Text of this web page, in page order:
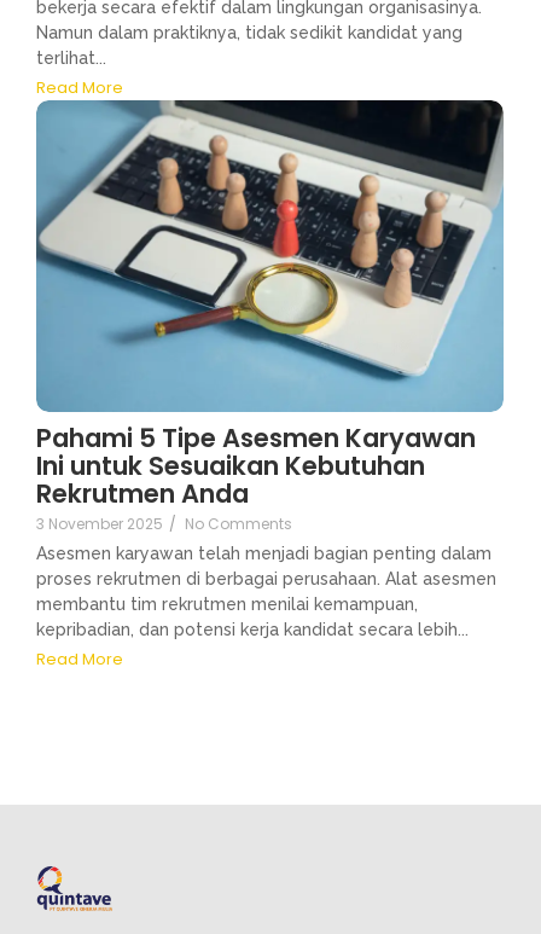
bekerja secara efektif dalam lingkungan organisasinya.
Namun dalam praktiknya, tidak sedikit kandidat yang
terlihat...
Read More
Pahami 5 Tipe Asesmen Karyawan
Ini untuk Sesuaikan Kebutuhan
Rekrutmen Anda
3 November 2025 / No Comments
Asesmen karyawan telah menjadi bagian penting dalam
proses rekrutmen di berbagai perusahaan. Alat asesmen
membantu tim rekrutmen menilai kemampuan,
kepribadian, dan potensi kerja kandidat secara lebih...
Read More